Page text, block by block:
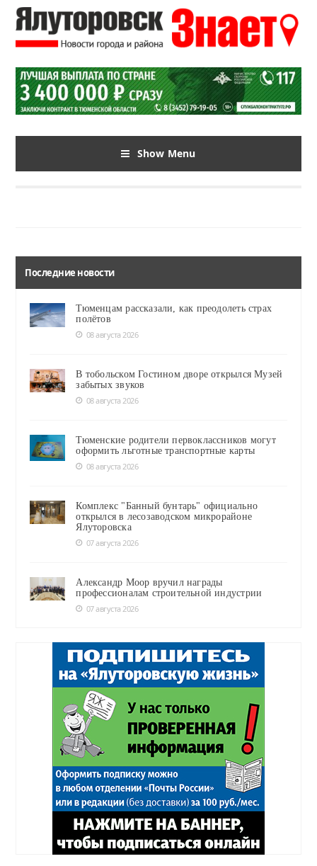
Show Menu
Последние новости
Тюменцам рассказали, как преодолеть страх
полётов
08 августа 2026
В тобольском Гостином дворе открылся Музей
забытых звуков
08 августа 2026
Тюменские родители первоклассников могут
оформить льготные транспортные карты
08 августа 2026
Комплекс "Банный бунтарь" официально
открылся в лесозаводском микрорайоне
Ялуторовска
07 августа 2026
Александр Моор вручил награды
профессионалам строительной индустрии
07 августа 2026